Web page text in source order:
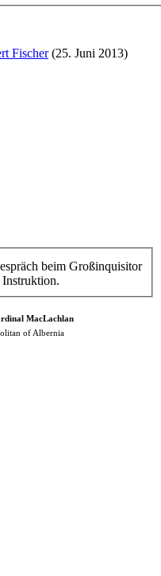
Fischer(25. Juni 2013)
beim Großinquisitor
MacLachlan
of Albernia